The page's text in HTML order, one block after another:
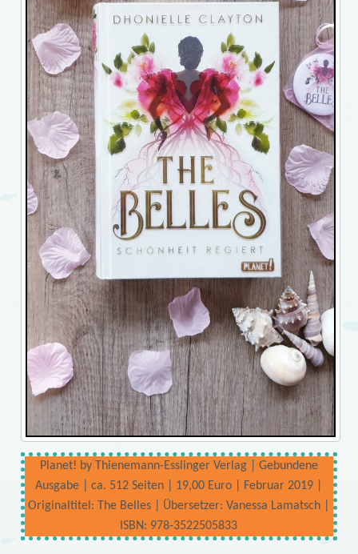
Planet! by Thienemann-Esslinger Verlag | Gebundene
Ausgabe | ca. 512 Seiten | 19,00 Euro | Februar 2019 |
Originaltitel: The Belles | Übersetzer: Vanessa Lamatsch |
ISBN: 978-3522505833